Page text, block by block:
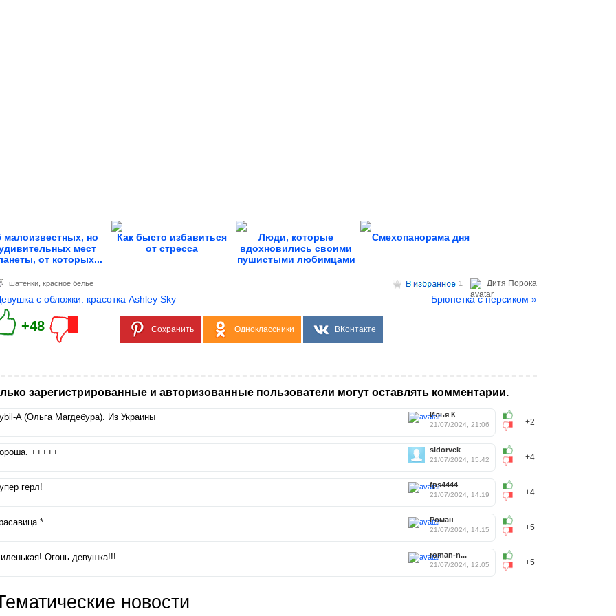
малоизвестных, но
мест
от которых...
Как бысто избавиться
от стресса
Люди, которые
вдохновились своими
пушистыми любимцами
Смехопанорама дня
Дитя Пoрока
1
шатенки красное бельё
с обложки: красотка Ashley Sky Брюнетка с персиком »
+48 Сохранить Одноклассники ВКонтакте
зарегистрированные и авторизованные пользователи могут оставлять комментарии.
+2
Илья К
21/07/2024, 21:06
A (Ольга Магдебура). Из Украины
+4
sidorvek
21/07/2024, 15:42
+++++
+4
fps4444
21/07/2024, 14:19
герл!
+5
Роман
21/07/2024, 14:15
*
+5
roman-n...
21/07/2024, 12:05
Огонь девушка!!!
новости